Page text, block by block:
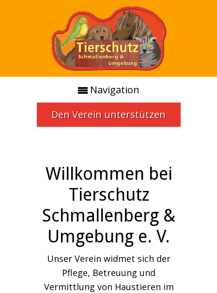
Navigation
Den Verein unterstützen
Willkommen bei
Tierschutz
Schmallenberg &
Umgebung e. V.
Unser Verein widmet sich der
Pflege, Betreuung und
Vermittlung von Haustieren im